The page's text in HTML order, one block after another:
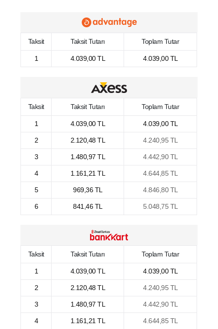
Taksit Taksit Tutarı Toplam Tutar
1 4.039,00 TL 4.039,00 TL
Taksit Taksit Tutarı Toplam Tutar
1 4.039,00 TL 4.039,00 TL
2 2.120,48 TL 4.240,95 TL
3 1.480,97 TL 4.442,90 TL
4 1.161,21 TL 4.644,85 TL
5 969,36 TL 4.846,80 TL
6 841,46 TL 5.048,75 TL
Taksit Taksit Tutarı Toplam Tutar
1 4.039,00 TL 4.039,00 TL
2 2.120,48 TL 4.240,95 TL
3 1.480,97 TL 4.442,90 TL
4 1.161,21 TL 4.644,85 TL